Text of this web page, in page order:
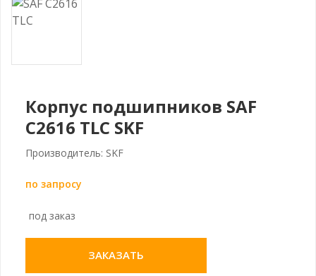
Корпус подшипников SAF
C2616 TLC SKF
Производитель: SKF
по запросу
под заказ
ЗАКАЗАТЬ